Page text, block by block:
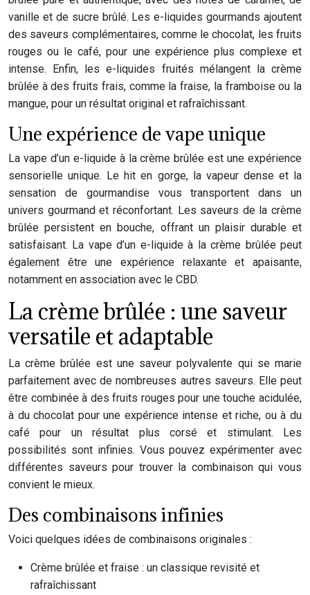
vanille et de sucre brûlé. Les e-liquides gourmands ajoutent
des saveurs complémentaires, comme le chocolat, les fruits
rouges ou le café, pour une expérience plus complexe et
intense. Enfin, les e-liquides fruités mélangent la crème
brûlée à des fruits frais, comme la fraise, la framboise ou la
mangue, pour un résultat original et rafraîchissant.
Une expérience de vape unique
La vape d’un e-liquide à la crème brûlée est une expérience
sensorielle unique. Le hit en gorge, la vapeur dense et la
sensation de gourmandise vous transportent dans un
univers gourmand et réconfortant. Les saveurs de la crème
brûlée persistent en bouche, offrant un plaisir durable et
satisfaisant. La vape d’un e-liquide à la crème brûlée peut
également être une expérience relaxante et apaisante,
notamment en association avec le CBD.
La crème brûlée : une saveur
versatile et adaptable
La crème brûlée est une saveur polyvalente qui se marie
parfaitement avec de nombreuses autres saveurs. Elle peut
être combinée à des fruits rouges pour une touche acidulée,
à du chocolat pour une expérience intense et riche, ou à du
café pour un résultat plus corsé et stimulant. Les
possibilités sont infinies. Vous pouvez expérimenter avec
différentes saveurs pour trouver la combinaison qui vous
convient le mieux.
Des combinaisons infinies
Voici quelques idées de combinaisons originales :
Crème brûlée et fraise : un classique revisité et
rafraîchissant